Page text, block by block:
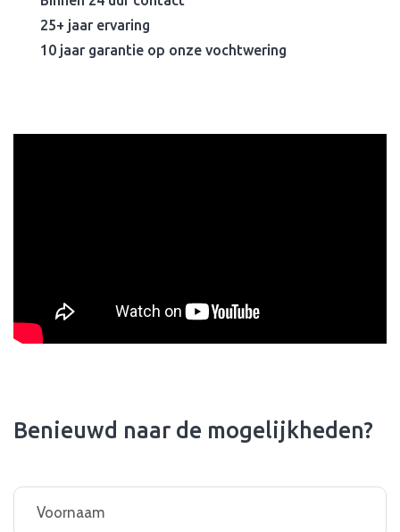
25+ jaar ervaring
10 jaar garantie op onze vochtwering
Benieuwd naar de mogelijkheden?